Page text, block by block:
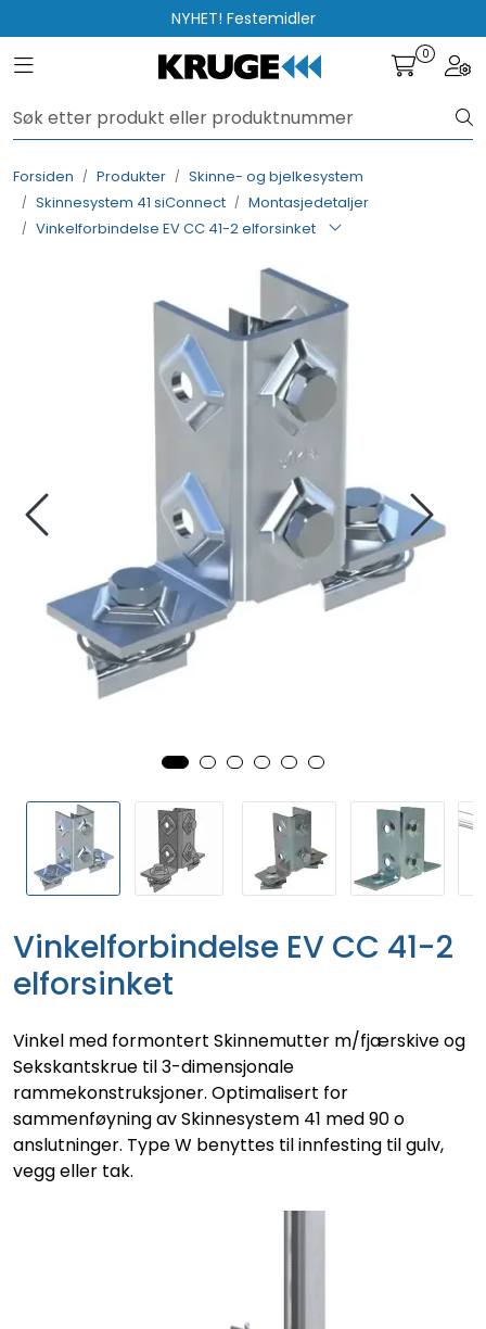
Skip to main contentNYHET! Festemidler
Toggle navigation 0
Forsiden Produkter
Skinne- og bjelkesystem
Skinnesystem 41 siConnect
Montasjedetaljer
Vinkelforbindelse EV CC 41-2 elforsinket
Vinkelforbindelse EV CC 41-2
elforsinket
Vinkel med formontert Skinnemutter m/fjærskive og
Sekskantskrue til 3-dimensjonale
rammekonstruksjoner. Optimalisert for
sammenføyning av Skinnesystem 41 med 90 o
anslutninger. Type W benyttes til innfesting til gulv,
vegg eller tak.
Rådgivning